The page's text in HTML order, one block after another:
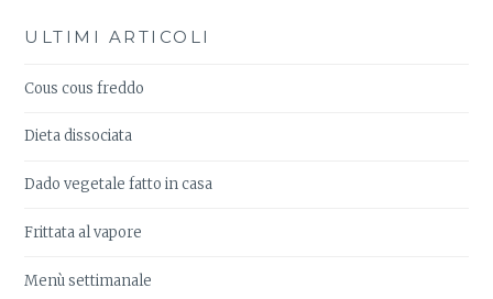
ULTIMI ARTICOLI
Cous cous freddo
Dieta dissociata
Dado vegetale fatto in casa
Frittata al vapore
Menù settimanale